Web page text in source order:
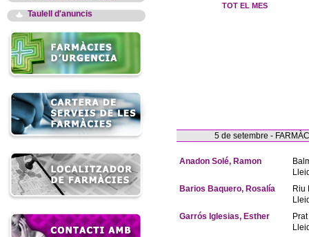
Taulell d'anuncis
TOT EL MES
5 de setembre -
Anadon Solé, Ramon
Barios Baquero, Rosalía
Riu
Garrós Iglesias, Esther